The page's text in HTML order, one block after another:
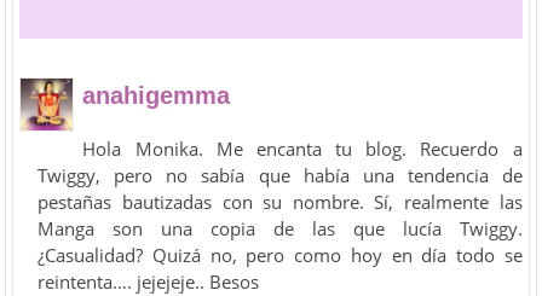
anahigemma
Hola Monika. Me encanta tu blog. Recuerdo a
Twiggy, pero no sabía que había una tendencia de
pestañas bautizadas con su nombre. Sí, realmente las
Manga son una copia de las que lucía Twiggy.
¿Casualidad? Quizá no, pero como hoy en día todo se
reintenta…. jejejeje.. Besos